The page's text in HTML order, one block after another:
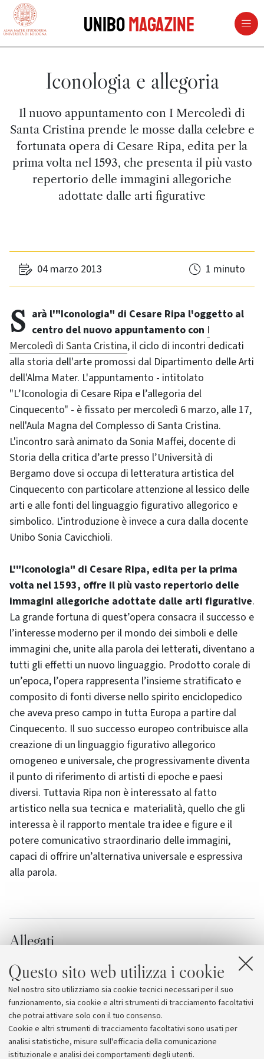
Questo sito web utilizza i cookie
Nel nostro sito utilizziamo sia cookie tecnici necessari per il suo
funzionamento, sia cookie e altri strumenti di tracciamento facoltativi
che potrai attivare solo con il tuo consenso.
Cookie e altri strumenti di tracciamento facoltativi sono usati per
analisi statistiche, misure sull'efficacia della comunicazione
istituzionale e analisi dei comportamenti degli utenti.
vai al contenuto della pagina
UniboMagazine
Iconologia e allegoria
Il nuovo appuntamento con I Mercoledì di
Santa Cristina prende le mosse dalla celebre e
fortunata opera di Cesare Ripa, edita per la
prima volta nel 1593, che presenta il più vasto
repertorio delle immagini allegoriche
adottate dalle arti figurative
04 marzo 2013 1 minuto
Sarà l'"Iconologia" di Cesare Ripa l'oggetto al centro del nuovo appuntamento con I
Mercoledì di Santa Cristina, il ciclo di incontri dedicati
alla storia dell'arte promossi dal Dipartimento delle Arti
dell'Alma Mater. L'appuntamento - intitolato
"L’Iconologia di Cesare Ripa e l’allegoria del
Cinquecento" - è fissato per mercoledì 6 marzo, alle 17,
nell'Aula Magna del Complesso di Santa Cristina.
L'incontro sarà animato da Sonia Maffei, docente di
Storia della critica d’arte presso l’Università di
Bergamo dove si occupa di letteratura artistica del
Cinquecento con particolare attenzione al lessico delle
arti e alle fonti del linguaggio figurativo allegorico e
simbolico. L'introduzione è invece a cura dalla docente
Unibo Sonia Cavicchioli.
L'"Iconologia" di Cesare Ripa, edita per la prima
volta nel 1593, offre il più vasto repertorio delle
immagini allegoriche adottate dalle arti figurative.
La grande fortuna di quest’opera consacra il successo e
l’interesse moderno per il mondo dei simboli e delle
immagini che, unite alla parola dei letterati, diventano a
tutti gli effetti un nuovo linguaggio. Prodotto corale di
un’epoca, l’opera rappresenta l’insieme stratificato e
composito di fonti diverse nello spirito enciclopedico
che aveva preso campo in tutta Europa a partire dal
Cinquecento. Il suo successo europeo contribuisce alla
creazione di un linguaggio figurativo allegorico
omogeneo e universale, che progressivamente diventa
il punto di riferimento di artisti di epoche e paesi
diversi. Tuttavia Ripa non è interessato al fatto
artistico nella sua tecnica e materialità, quello che gli
interessa è il rapporto mentale tra idee e figure e il
potere comunicativo straordinario delle immagini,
capaci di offrire un’alternativa universale e espressiva
alla parola.
Allegati
La locandina dell'incontro [293.3 KB]
Da Caravaggio a Bembo, i mercoledì dell'arte a
Santa Cristina